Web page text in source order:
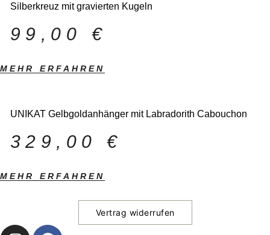
Silberkreuz mit gravierten Kugeln
99,00 €
MEHR ERFAHREN
UNIKAT Gelbgoldanhänger mit Labradorith Cabouchon
329,00 €
MEHR ERFAHREN
Vertrag widerrufen